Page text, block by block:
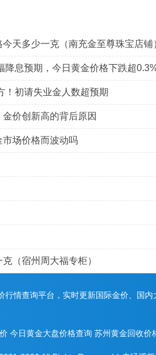
天多少一克（南充金至尊珠宝店铺
降息预期，今日黄金价格下跌超
！初请失业金人数超预期
价创新高的背后原因
场价格而波动吗
（宿州周大福专柜）
行情查询平台，实时更新国际金价、国
今日黄金大盘价格查询 苏州黄金回收价